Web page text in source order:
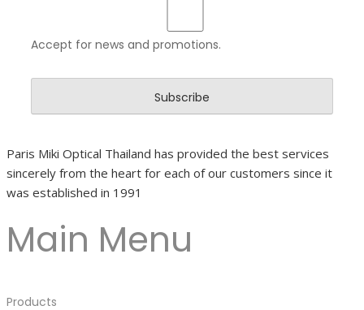
Accept for news and promotions.
Paris Miki Optical Thailand has provided the best services
sincerely from the heart for each of our customers since it
was established in 1991
Main Menu
Products